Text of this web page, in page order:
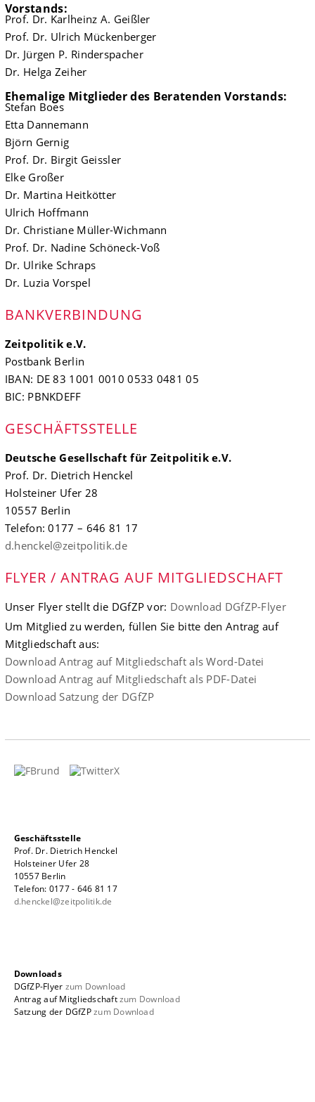
Vorstands:
Prof. Dr. Karlheinz A. Geißler
Prof. Dr. Ulrich Mückenberger
Dr. Jürgen P. Rinderspacher
Dr. Helga Zeiher
Ehemalige Mitglieder des Beratenden Vorstands:
Stefan Boes
Etta Dannemann
Björn Gernig
Prof. Dr. Birgit Geissler
Elke Großer
Dr. Martina Heitkötter
Ulrich Hoffmann
Dr. Christiane Müller-Wichmann
Prof. Dr. Nadine Schöneck-Voß
Dr. Ulrike Schraps
Dr. Luzia Vorspel
BANKVERBINDUNG
Zeitpolitik e.V.
Postbank Berlin
IBAN: DE 83 1001 0010 0533 0481 05
BIC: PBNKDEFF
GESCHÄFTSSTELLE
Deutsche Gesellschaft für Zeitpolitik e.V.
Prof. Dr. Dietrich Henckel
Holsteiner Ufer 28
10557 Berlin
Telefon: 0177 – 646 81 17
d.henckel@zeitpolitik.de
FLYER / ANTRAG AUF MITGLIEDSCHAFT
Unser Flyer stellt die DGfZP vor: Download DGfZP-Flyer
Um Mitglied zu werden, füllen Sie bitte den Antrag auf
Mitgliedschaft aus:
Download Antrag auf Mitgliedschaft als Word-Datei
Download Antrag auf Mitgliedschaft als PDF-Datei
Download Satzung der DGfZP
Geschäftsstelle
Prof. Dr. Dietrich Henckel
Holsteiner Ufer 28
10557 Berlin
Telefon: 0177 - 646 81 17
d.henckel@zeitpolitik.de
Downloads
DGfZP-Flyer zum Download
Antrag auf Mitgliedschaftzum Download
Satzung der DGfZPzum Download